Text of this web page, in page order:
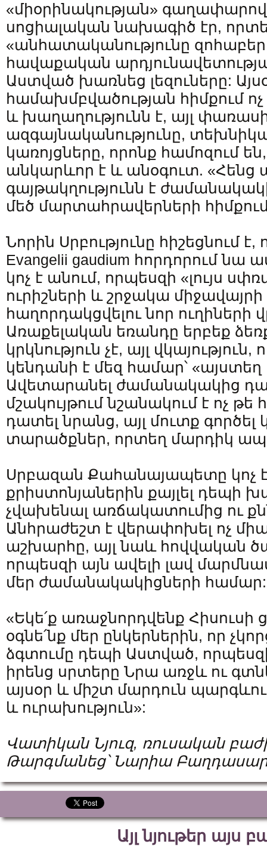
«միօրինակության»
սոցիալական նախագիծ էր,
«անհատականությունը
հավաքական
Աստված խառնեց լեզուները:
համախմբվածության հիմքում ոչ
և խաղաղությունն է, այլ
ազգայնականությունը,
կառոյցները, որոնք համոզում
անկարևոր է և անօգուտ. «Հենց
գայթակղությունն է
մեծ մարտահրավերների
Նորին Սրբությունը հիշեցնում
Evangelii gaudium հորդորում
կոչ է անում, որպեսզի «լույս
ուրիշների և շրջակա
հաղորդակցվելու նոր ուղիների
Առաքելական եռանդը երբեք
կրկնություն չէ, այլ
կենդանի է մեզ համար՝
Ավետարանել ժամանակակից
մշակույթում նշանակում է ոչ
դատել նրանց, այլ մուտք գործել
տարածքներ, որտեղ մարդիկ
Սրբազան Քահանայապետը կոչ
քրիստոնյաներին քայլել դեպի
չվախենալ առճակատումից ու
Անհրաժեշտ է վերափոխել ոչ
աշխարհը, այլ նաև հովվական
որպեսզի այն ավելի լավ
մեր ժամանակակիցների համար:
«Եկե՛ք առաջնորդվենք Հիսուսի
օգնե՛նք մեր ընկերներին, որ
ձգտումը դեպի Աստված,
իրենց սրտերը Նրա առջև ու
այսօր և միշտ մարդուն
և ուրախություն»:
Վատիկան Նյուզ, ռուսական
Թարգմանեց՝ Նարիա
Այլ նյութեր այս